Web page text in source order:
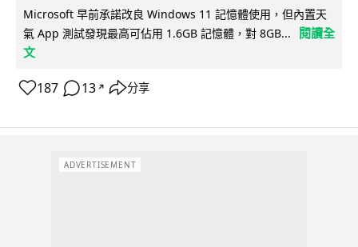
Microsoft 早前承諾改良 Windows 11 記憶體使用，但內置天
氣 App 測試發現最高可佔用 1.6GB 記憶體，對 8GB...
閱讀全
文
187 13 ↗ 分享
ADVERTISEMENT